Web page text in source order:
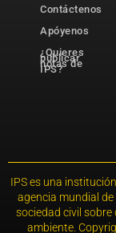
Contáctenos
Apóyenos
¿Quieres
publicar
notas de
IPS?
IPS es una
agencia mundial
sociedad civil
ambiente.